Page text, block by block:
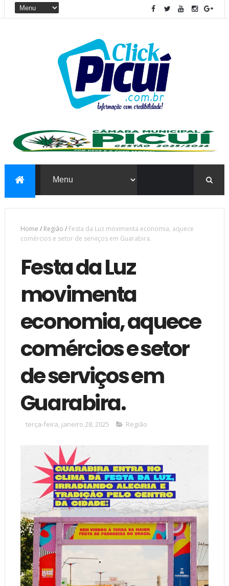
Home / Região / Festa da Luz movimenta economia, aquece
comércios e setor de serviços em Guarabira.
Festa da Luz
movimenta
economia, aquece
comércios e setor
de serviços em
Guarabira.
terça-feira, janeiro 28, 2025 Região